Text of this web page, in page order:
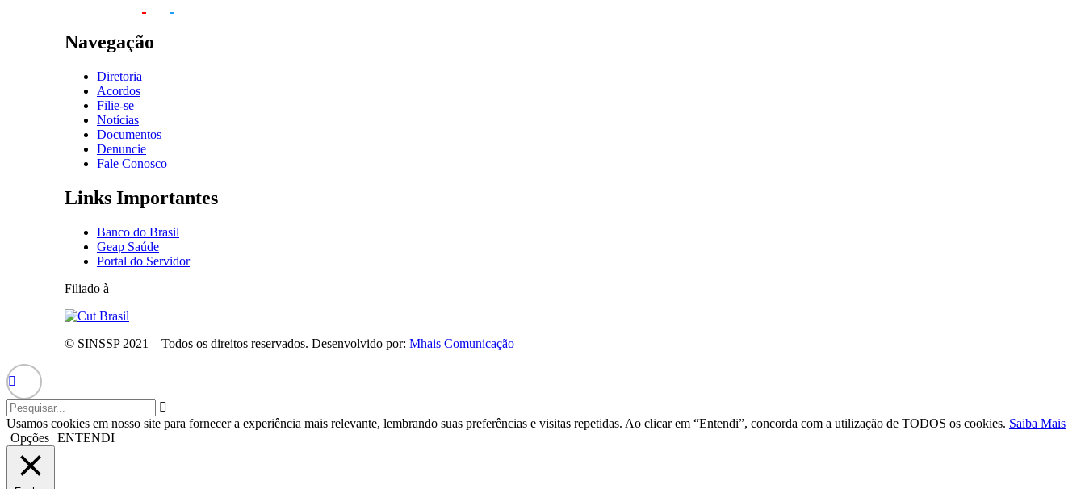
Navegação
Diretoria
Acordos
Filie-se
Notícias
Documentos
Denuncie
Fale Conosco
Links Importantes
Banco do Brasil
Geap Saúde
Portal do Servidor
Filiado à
© SINSSP 2021 – Todos os direitos reservados. Desenvolvido por: Mhais Comunicação
Usamos cookies em nosso site para fornecer a experiência mais relevante, lembrando suas preferências e visitas repetidas. Ao clicar em “Entendi”, concorda com a utilização de TODOS os cookies. Saiba Mais
Opções ENTENDI